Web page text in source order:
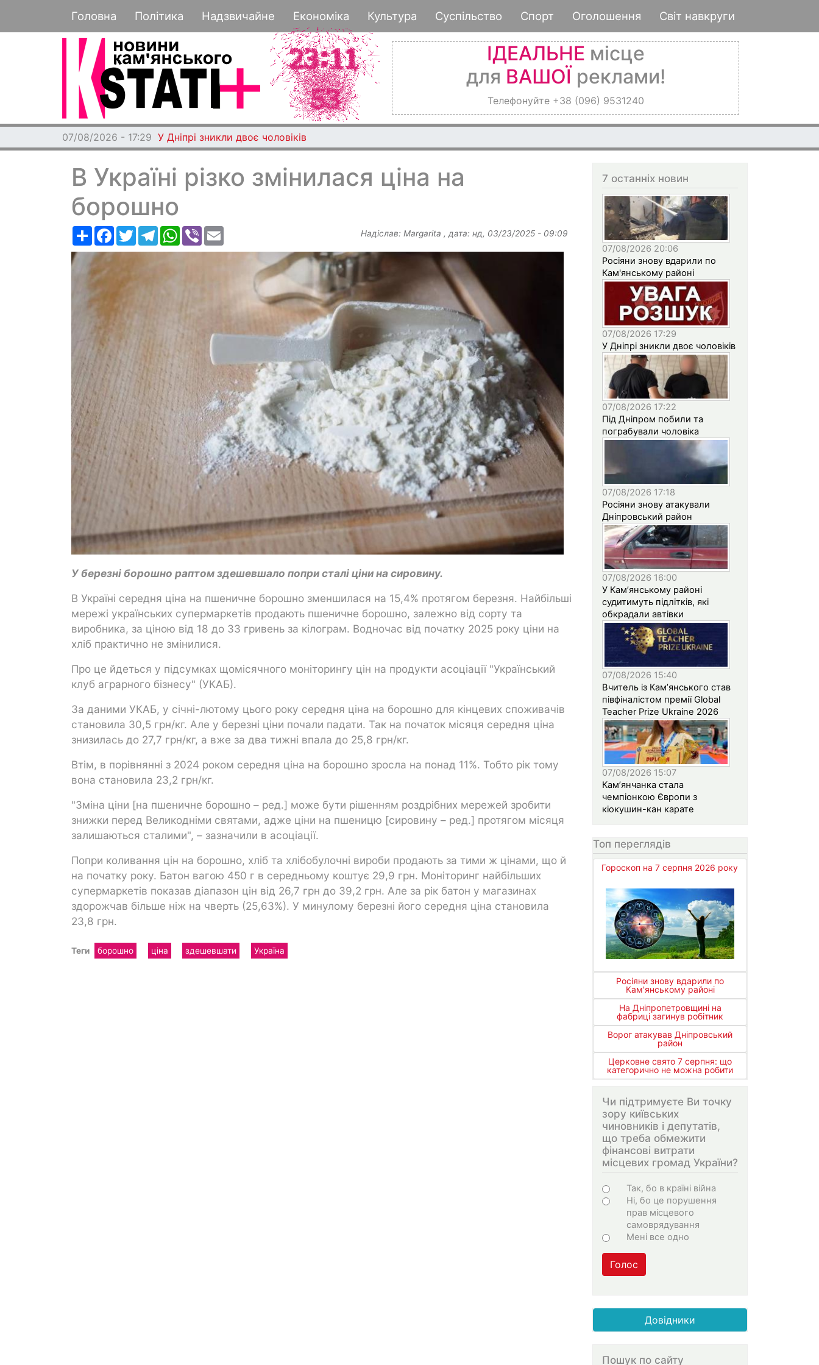
до
основного
Основная навигация
Головна Політика Надзвичайне Економіка Культура Суспільство Спорт Оголошення Світ навкруги
ІДЕАЛЬНЕ місце
для ВАШОЇ реклами!
Телефонуйте +38 (096) 9531240
07/08/2026 - 17:29 У Дніпрі зникли двоє чоловіків
В Україні різко змінилася ціна на
борошно
РесурсFacebook
TwitterTelegramWhatsApp
Viber Надіслав: Margarita , дата: нд, 03/23/2025 - 09:09
У березні борошно раптом здешевшало попри сталі ціни на сировину.
В Україні середня ціна на пшеничне борошно зменшилася на 15,4% протягом березня. Найбільші
мережі українських супермаркетів продають пшеничне борошно, залежно від сорту та
виробника, за ціною від 18 до 33 гривень за кілограм. Водночас від початку 2025 року ціни на
хліб практично не змінилися.
Про це йдеться у підсумках щомісячного моніторингу цін на продукти асоціації "Український
клуб аграрного бізнесу" (УКАБ).
За даними УКАБ, у січні-лютому цього року середня ціна на борошно для кінцевих споживачів
становила 30,5 грн/кг. Але у березні ціни почали падати. Так на початок місяця середня ціна
знизилась до 27,7 грн/кг, а вже за два тижні впала до 25,8 грн/кг.
Втім, в порівнянні з 2024 роком середня ціна на борошно зросла на понад 11%. Тобто рік тому
вона становила 23,2 грн/кг.
"Зміна ціни [на пшеничне борошно – ред.] може бути рішенням роздрібних мережей зробити
знижки перед Великодніми святами, адже ціни на пшеницю [сировину – ред.] протягом місяця
залишаються сталими", – зазначили в асоціації.
Попри коливання цін на борошно, хліб та хлібобулочні вироби продають за тими ж цінами, що й
на початку року. Батон вагою 450 г в середньому коштує 29,9 грн. Моніторинг найбільших
супермаркетів показав діапазон цін від 26,7 грн до 39,2 грн. Але за рік батон у магазинах
здорожчав більше ніж на чверть (25,63%). У минулому березні його середня ціна становила
23,8 грн.
Теги борошно ціна здешевшати Україна
7 останніх новин
07/08/2026 20:06
Росіяни знову вдарили по
Кам'янському районі
07/08/2026 17:29
У Дніпрі зникли двоє чоловіків
07/08/2026 17:22
Під Дніпром побили та
пограбували чоловіка
07/08/2026 17:18
Росіяни знову атакували
Дніпровський район
07/08/2026 16:00
У Кам’янському районі
судитимуть підлітків, які
обкрадали автівки
07/08/2026 15:40
Вчитель із Кам’янського став
півфіналістом премії Global
Teacher Prize Ukraine 2026
07/08/2026 15:07
Кам’янчанка стала
чемпіонкою Європи з
кіокушин-кан карате
Топ переглядів
Гороскоп на 7 серпня 2026 року
Росіяни знову вдарили по
Кам'янському районі
На Дніпропетровщині на
фабриці загинув робітник
Ворог атакував Дніпровський
район
Церковне свято 7 серпня: що
категорично не можна робити
Чи підтримуєте Ви точку
зору київських
чиновників і депутатів,
що треба обмежити
фінансові витрати
місцевих громад України?
Варіанти
Так, бо в країні війна
Ні, бо це порушення
прав місцевого
самоврядування
Мені все одно
Голос
Довідники
Пошук по сайту